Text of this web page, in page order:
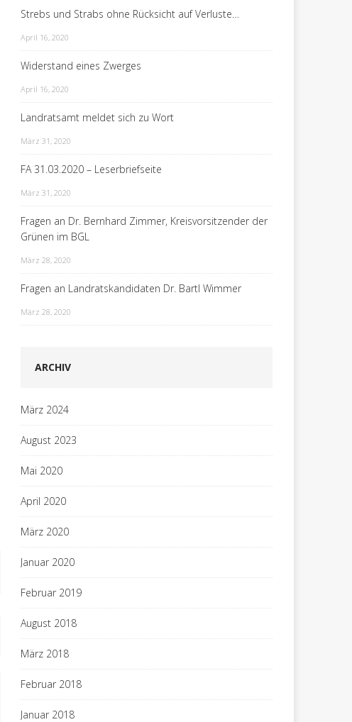
Strebs und Strabs ohne Rücksicht auf Verluste…
April 16, 2020
Widerstand eines Zwerges
April 16, 2020
Landratsamt meldet sich zu Wort
März 31, 2020
FA 31.03.2020 – Leserbriefseite
März 31, 2020
Fragen an Dr. Bernhard Zimmer, Kreisvorsitzender der
Grünen im BGL
März 28, 2020
Fragen an Landratskandidaten Dr. Bartl Wimmer
März 28, 2020
ARCHIV
März 2024
August 2023
Mai 2020
April 2020
März 2020
Januar 2020
Februar 2019
August 2018
März 2018
Februar 2018
Januar 2018